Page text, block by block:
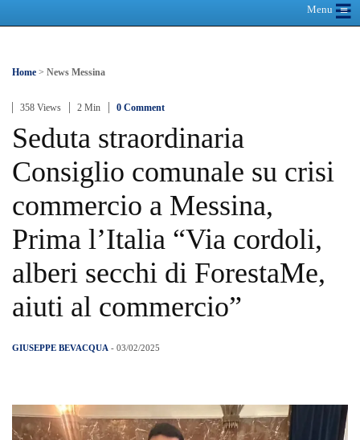
Menu≡
☰
Home > News Messina
358 Views 2 Min 0 Comment
Seduta straordinaria
Consiglio comunale su crisi
commercio a Messina,
Prima l’Italia “Via cordoli,
alberi secchi di ForestaMe,
aiuti al commercio”
GIUSEPPE BEVACQUA - 03/02/2025